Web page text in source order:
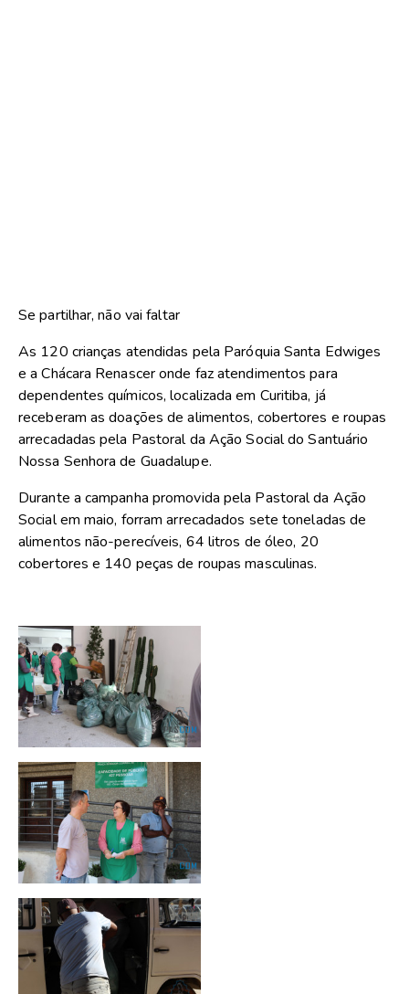
Se partilhar, não vai faltar
As 120 crianças atendidas pela Paróquia Santa Edwiges
e a Chácara Renascer onde faz atendimentos para
dependentes químicos, localizada em Curitiba, já
receberam as doações de alimentos, cobertores e roupas
arrecadadas pela Pastoral da Ação Social do Santuário
Nossa Senhora de Guadalupe.
Durante a campanha promovida pela Pastoral da Ação
Social em maio, forram arrecadados sete toneladas de
alimentos não-perecíveis, 64 litros de óleo, 20
cobertores e 140 peças de roupas masculinas.